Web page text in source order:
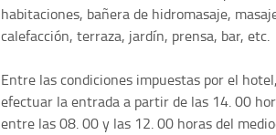
habitaciones, bañera de hidromasaje,
calefacción, terraza, jardín, prensa, bar, etc.
Entre las condiciones impuestas por el
efectuar la entrada a partir de las 14. 00
entre las 08. 00 y las 12. 00 horas del